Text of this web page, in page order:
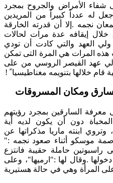
شفاء الأمراض والجروح بمجرد
له عدداً كبيراً من المريدين
نجمه .إلا أن قدرته الخارقة
إيقافه عدة مرات لحالات
العهد والتي كادت أن تودي
المرات هي المرة التى تمكن
عهد القيصر الروسي من على
قام خلالها بتنويمه مغناطيسيا ً !
السارقين بمجرد رؤيتهم
دون أن يكون لديه أية
ابنته ماريا مذكراتها عن
موسكو أثناء صعود نجمه :"
حاملة حقيبة فانتزع
.وقال لها :"ارميها"، وعلى
المرأة وهي في حالة هستيرية